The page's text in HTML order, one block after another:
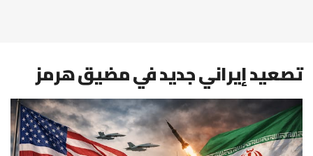
تصعيد إيراني جديد في مضيق هرمز